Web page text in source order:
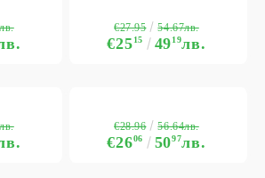
€2515 4919лв.
€27.95 54.67лв.
€2606 5097лв.
€28.96 56.64лв.